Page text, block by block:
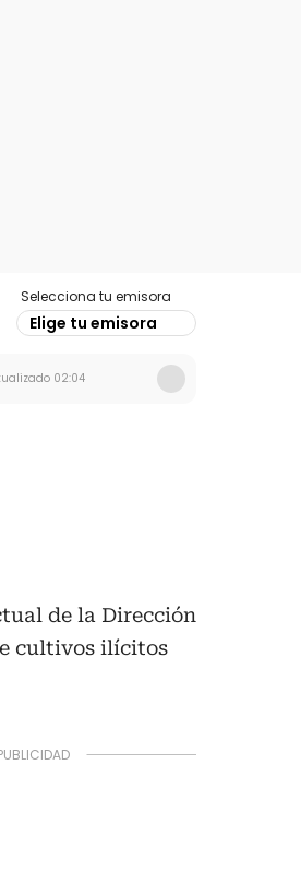
Selecciona tu emisora
Elige tu emisora
02:04
de la Dirección
cultivos ilícitos